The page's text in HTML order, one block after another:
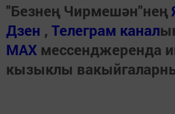
"Безнең Чирмешән"нең
Дзен , Телеграм канал
МАХ мессенджеренда
кызыклы